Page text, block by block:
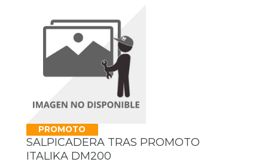
PROMOTO
SALPICADERA TRAS PROMOTO
ITALIKA DM200